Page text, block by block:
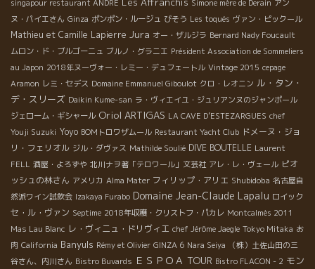
singapour restaurant ANDRE
Simone mère de Derain アン
ヌ・パイエさん Ginza ポンポン・ルージュ びそう Les toqués ヴァン・ピックール
Mathieu et Camille Lapierre Jura オー・ザルジラ Bernard Nady Foucault
ムロン・ド・ブルゴーニュ ブルノ・グラニエ Président Association de Sommeliers
au Japon 2018年ヌーヴォー・レミー・デュフェートル Vintage 2015 cepage
Aramon レミ・セデス Domaine Emmanuel Giboulot クロ・レオニン ル・タン・
デ・スリーズ Daikin Kume-san ラ・ヴィエイユ・ジュリアンヌのジャンポール
ジェローム・ギシャール Oriol ARTIGAS LA CAVE D’ESTEZARGUES chef
Youji Suzuki Yoyo BOMトロワザムール Restaurant Yacht Club ドメーヌ・ジョ
リ・フェリオル ジル・ダヴァス Mathilde Soulié DIVE BOUTELLE Laurent
FELL 酒屋・よろずや 北川ナヲ著「テロワール」文芸社 アレ・レ・ヴェール ピオ
ッシュの林さん アメリカ Alma Mater フィリップ・アリエ Shubidoba 名古屋自
然派ワイン試飲会 Izakaya Furabo Domaine Jean-Claude Lapalu ロイック
セ・ル・ヴァン Septime 2018年収穫・クリストフ・パカレ Montcalmès 2011
Mas Lau Blanc レ・ヴィニュ・ドリヴィエ chef Jérôme Jaegle Tokyo Mitaka お
肉 California Banyuls Rémy et Olivier GINZA 6 Nara Seiya
（株）土佐山田の三
谷さん、内川さん Bistro Buvards ＥＳＰＯＡ TOUR Bistro FLACON - 2 モン